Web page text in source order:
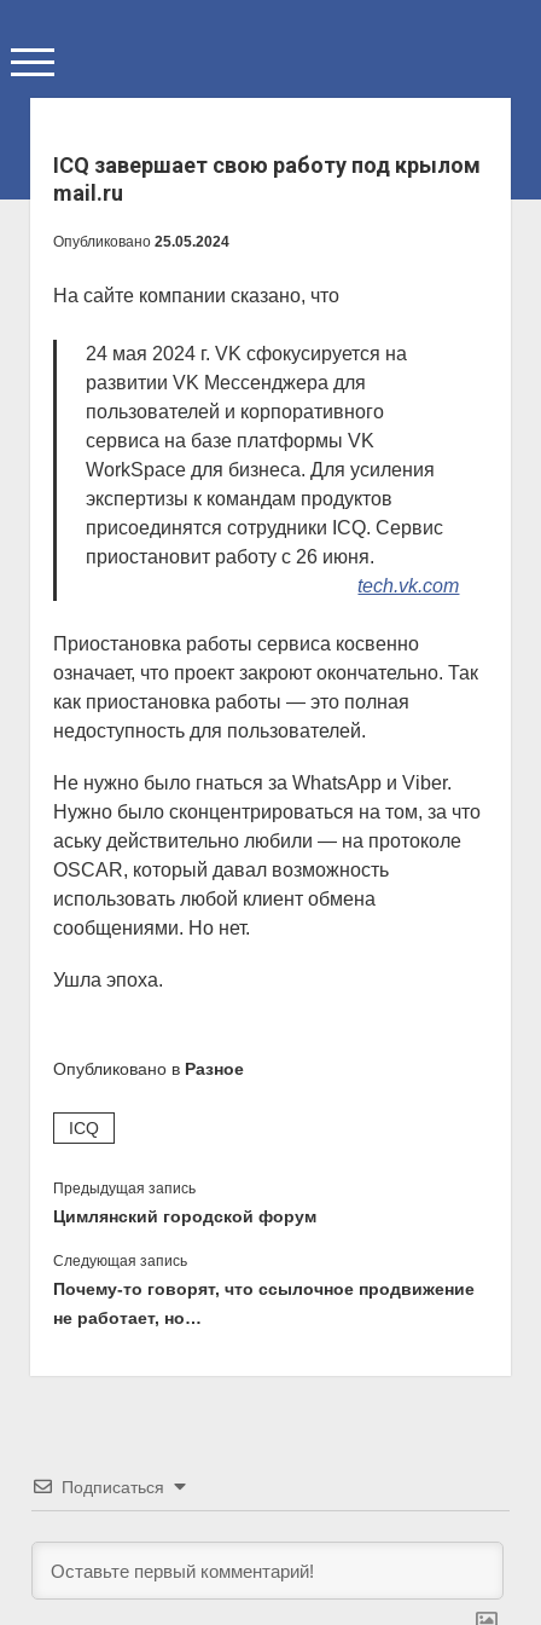
о
т
Главная
Блог
Мои проекты
Обо мне
Полезные ссылки
ICQ завершает свою работу под крылом
mail.ru
Опубликовано 25.05.2024
На сайте компании сказано, что
24 мая 2024 г. VK сфокусируется на
развитии VK Мессенджера для
пользователей и корпоративного
сервиса на базе платформы VK
WorkSpace для бизнеса. Для усиления
экспертизы к командам продуктов
присоединятся сотрудники ICQ. Сервис
приостановит работу с 26 июня.
tech.vk.com
Приостановка работы сервиса косвенно
означает, что проект закроют окончательно. Так
как приостановка работы — это полная
недоступность для пользователей.
Не нужно было гнаться за WhatsApp и Viber.
Нужно было сконцентрироваться на том, за что
аську действительно любили — на протоколе
OSCAR, который давал возможность
использовать любой клиент обмена
сообщениями. Но нет.
Ушла эпоха.
Опубликовано в Разное
ICQ
Предыдущая запись
Цимлянский городской форум
Следующая запись
Почему-то говорят, что ссылочное продвижение
не работает, но…
Подписаться